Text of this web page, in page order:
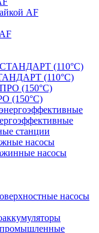
AF
(110°C)
(150°C)
станции
насосы
насосы
насосы